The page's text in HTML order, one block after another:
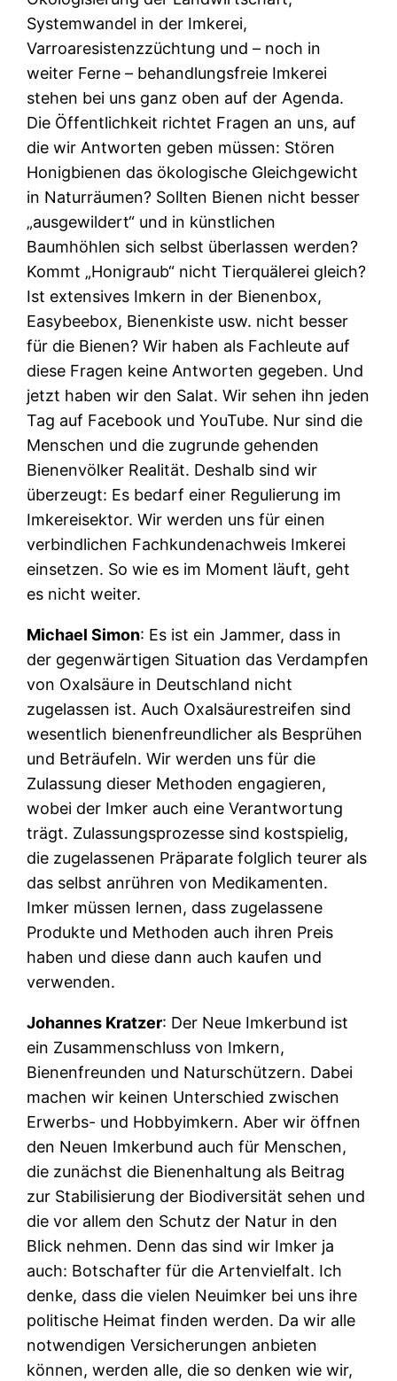
Systemwandel in der Imkerei,
Varroaresistenzzüchtung und – noch in
weiter Ferne – behandlungsfreie Imkerei
stehen bei uns ganz oben auf der Agenda.
Die Öffentlichkeit richtet Fragen an uns, auf
die wir Antworten geben müssen: Stören
Honigbienen das ökologische Gleichgewicht
in Naturräumen? Sollten Bienen nicht besser
„ausgewildert“ und in künstlichen
Baumhöhlen sich selbst überlassen werden?
Kommt „Honigraub“ nicht Tierquälerei gleich?
Ist extensives Imkern in der Bienenbox,
Easybeebox, Bienenkiste usw. nicht besser
für die Bienen? Wir haben als Fachleute auf
diese Fragen keine Antworten gegeben. Und
jetzt haben wir den Salat. Wir sehen ihn jeden
Tag auf Facebook und YouTube. Nur sind die
Menschen und die zugrunde gehenden
Bienenvölker Realität. Deshalb sind wir
überzeugt: Es bedarf einer Regulierung im
Imkereisektor. Wir werden uns für einen
verbindlichen Fachkundenachweis Imkerei
einsetzen. So wie es im Moment läuft, geht
es nicht weiter.
Michael Simon: Es ist ein Jammer, dass in
der gegenwärtigen Situation das Verdampfen
von Oxalsäure in Deutschland nicht
zugelassen ist. Auch Oxalsäurestreifen sind
wesentlich bienenfreundlicher als Besprühen
und Beträufeln. Wir werden uns für die
Zulassung dieser Methoden engagieren,
wobei der Imker auch eine Verantwortung
trägt. Zulassungsprozesse sind kostspielig,
die zugelassenen Präparate folglich teurer als
das selbst anrühren von Medikamenten.
Imker müssen lernen, dass zugelassene
Produkte und Methoden auch ihren Preis
haben und diese dann auch kaufen und
verwenden.
Johannes Kratzer: Der Neue Imkerbund ist
ein Zusammenschluss von Imkern,
Bienenfreunden und Naturschützern. Dabei
machen wir keinen Unterschied zwischen
Erwerbs- und Hobbyimkern. Aber wir öffnen
den Neuen Imkerbund auch für Menschen,
die zunächst die Bienenhaltung als Beitrag
zur Stabilisierung der Biodiversität sehen und
die vor allem den Schutz der Natur in den
Blick nehmen. Denn das sind wir Imker ja
auch: Botschafter für die Artenvielfalt. Ich
denke, dass die vielen Neuimker bei uns ihre
politische Heimat finden werden. Da wir alle
notwendigen Versicherungen anbieten
können, werden alle, die so denken wie wir,